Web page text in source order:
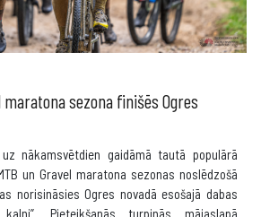
maratona sezona finišēs Ogres
nākamsvētdien gaidāmā tautā populārā
un Gravel maratona sezonas noslēdzošā
norisināsies Ogres novadā esošajā dabas
Pieteikšanās turpinās mājaslapā